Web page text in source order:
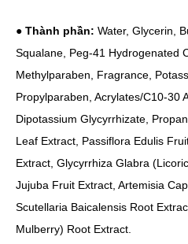
● Thành phần: Water, Glycerin,
Squalane, Peg-41 Hydrogenated
Methylparaben, Fragrance,
Propylparaben, Acrylates/C10-30
Dipotassium Glycyrrhizate,
Leaf Extract, Passiflora Edulis
Extract, Glycyrrhiza Glabra
Jujuba Fruit Extract, Artemisia
Scutellaria Baicalensis Root
Mulberry) Root Extract.